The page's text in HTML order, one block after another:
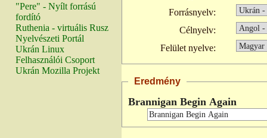
"Pere" - Nyílt forrású
fordító
Ruthenia - virtuális Rusz
Nyelvészeti Portál
Ukrán Linux
Felhasználói Csoport
Ukrán Mozilla Projekt
Forrásnyelv:
Célnyelv:
Felület nyelve:
Eredmény
Brannigan Begin Again